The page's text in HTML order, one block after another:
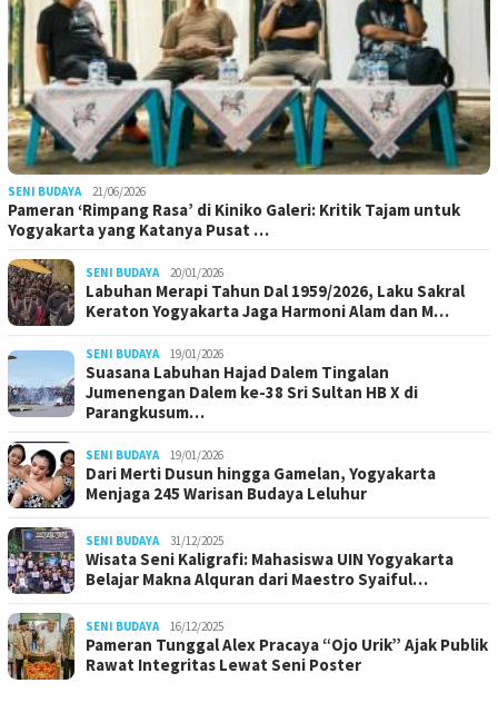
SENI BUDAYA 21/06/2026
Pameran ‘Rimpang Rasa’ di Kiniko Galeri: Kritik Tajam untuk
Yogyakarta yang Katanya Pusat …
SENI BUDAYA 20/01/2026
Labuhan Merapi Tahun Dal 1959/2026, Laku Sakral
Keraton Yogyakarta Jaga Harmoni Alam dan M…
SENI BUDAYA 19/01/2026
Suasana Labuhan Hajad Dalem Tingalan
Jumenengan Dalem ke-38 Sri Sultan HB X di
Parangkusum…
SENI BUDAYA 19/01/2026
Dari Merti Dusun hingga Gamelan, Yogyakarta
Menjaga 245 Warisan Budaya Leluhur
SENI BUDAYA 31/12/2025
Wisata Seni Kaligrafi: Mahasiswa UIN Yogyakarta
Belajar Makna Alquran dari Maestro Syaiful…
SENI BUDAYA 16/12/2025
Pameran Tunggal Alex Pracaya “Ojo Urik” Ajak Publik
Rawat Integritas Lewat Seni Poster